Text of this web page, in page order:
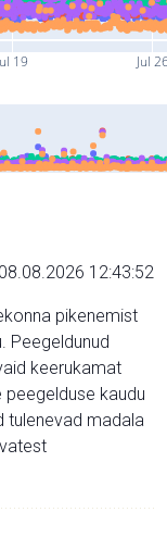
19 Jul
12:43:52
pikenemist
Peegeldunud
keerukamat
kaudu
tulenevad madala